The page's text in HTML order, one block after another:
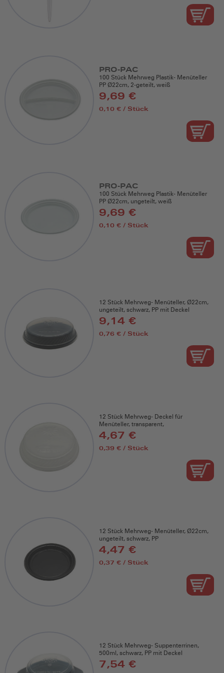
PRO-PAC
100 Stück Mehrweg Plastik- Menüteller
PP Ø22cm, 2-geteilt, weiß
9,69 €
0,10 € / Stück
PRO-PAC
100 Stück Mehrweg Plastik- Menüteller
PP Ø22cm, ungeteilt, weiß
9,69 €
0,10 € / Stück
12 Stück Mehrweg- Menüteller, Ø22cm,
ungeteilt, schwarz, PP mit Deckel
9,14 €
0,76 € / Stück
12 Stück Mehrweg- Deckel für
Menüteller, transparent,
4,67 €
0,39 € / Stück
12 Stück Mehrweg- Menüteller, Ø22cm,
ungeteilt, schwarz, PP
4,47 €
0,37 € / Stück
12 Stück Mehrweg- Suppenterrinen,
500ml, schwarz, PP mit Deckel
7,54 €